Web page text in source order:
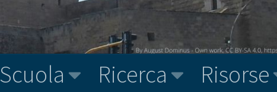
Scuola Ricerca Risorse